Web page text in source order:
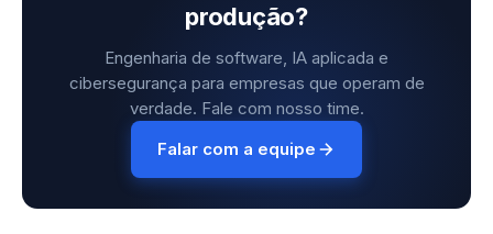
produção?
Engenharia de software, IA aplicada e
cibersegurança para empresas que operam de
verdade. Fale com nosso time.
Falar com a equipe